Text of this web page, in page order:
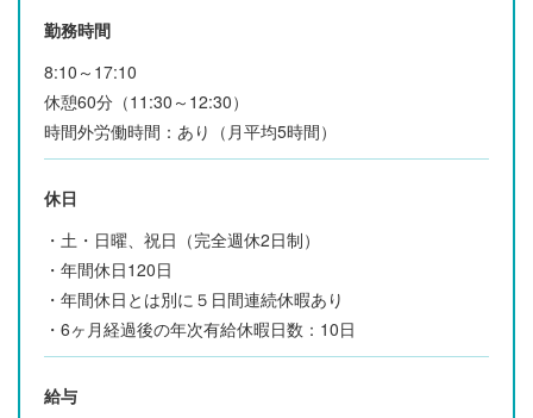
勤務時間
8:10～17:10
休憩60分（11:30～12:30）
時間外労働時間：あり（月平均5時間）
休日
・土・日曜、祝日（完全週休2日制）
・年間休日120日
・年間休日とは別に５日間連続休暇あり
・6ヶ月経過後の年次有給休暇日数：10日
給与